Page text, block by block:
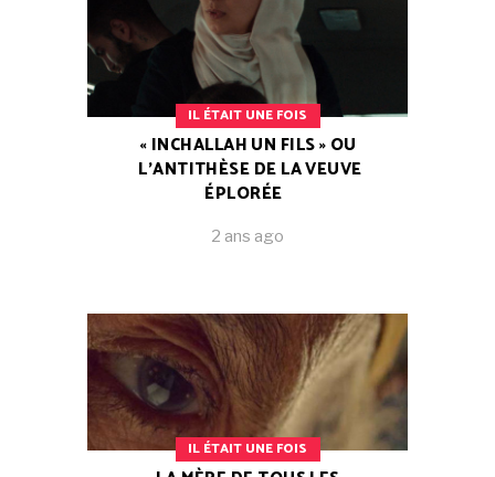
IL ÉTAIT UNE FOIS
« INCHALLAH UN FILS » OU
L’ANTITHÈSE DE LA VEUVE
ÉPLORÉE
2 ans ago
IL ÉTAIT UNE FOIS